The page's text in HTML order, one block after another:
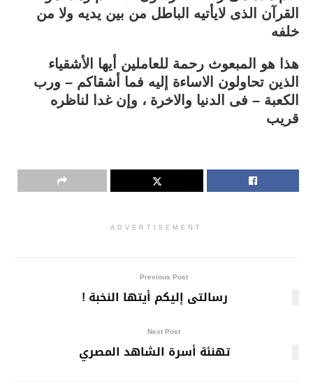
القرآن الذى لايأتيه الباطل من بين يديه ولا من
خلفه
هذا هو المبعوث رحمة للعاملين أيها الأشقياء
الذين تحاولون الاساءة إليه فما أشقاكم – ورب
الكعبة – فى الدنيا والاخرة ، وإن غدا لناظره
قريب
ADVERTISEMENT
Previous Post
رسالتى إليكم أيتها النخبة !
Next Post
تهنئة أسرة الشاهد المصري